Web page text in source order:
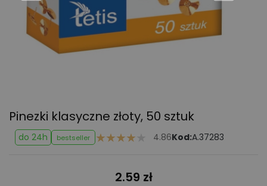
Pinezki klasyczne złoty, 50 sztuk
do 24h bestseller 4.86Kod:A.37283
2.59 zł